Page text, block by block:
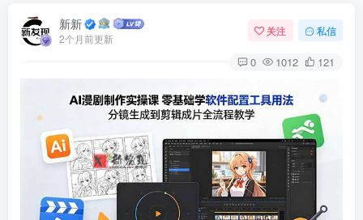
新新
2个月前更新
关注 私信
0 1012 121